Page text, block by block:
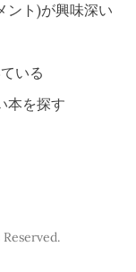
ント)が興味深い
いる
本を探す